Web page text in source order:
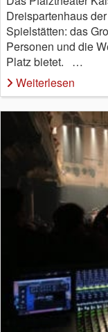
Dreispartenhaus
Spielstätten: das
Personen und die
Platz bietet. …
Weiterlesen